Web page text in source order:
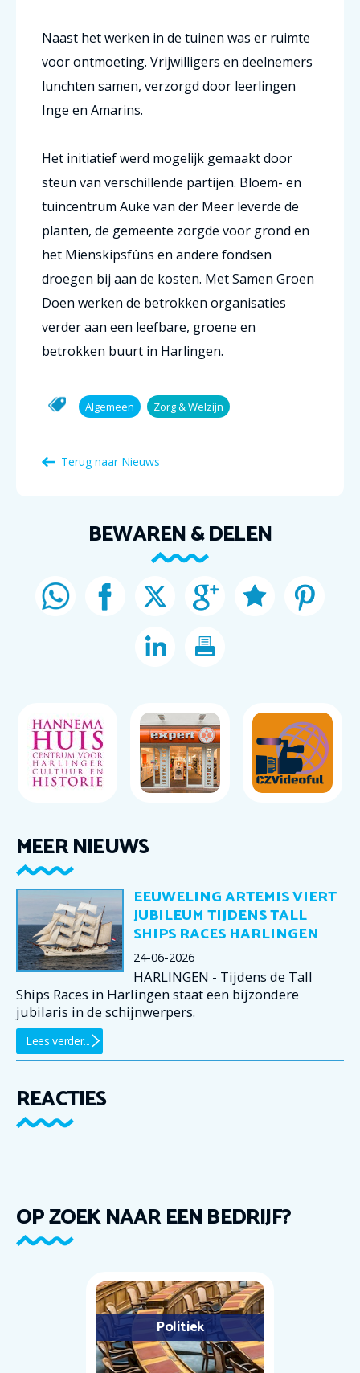
Naast het werken in de tuinen was er ruimte
voor ontmoeting. Vrijwilligers en deelnemers
lunchten samen, verzorgd door leerlingen
Inge en Amarins.
Het initiatief werd mogelijk gemaakt door
steun van verschillende partijen. Bloem- en
tuincentrum Auke van der Meer leverde de
planten, de gemeente zorgde voor grond en
het Mienskipsfûns en andere fondsen
droegen bij aan de kosten. Met Samen Groen
Doen werken de betrokken organisaties
verder aan een leefbare, groene en
betrokken buurt in Harlingen.
Algemeen Zorg & Welzijn
Terug naar Nieuws
BEWAREN & DELEN
MEER NIEUWS
EEUWELING ARTEMIS VIERT
JUBILEUM TIJDENS TALL
SHIPS RACES HARLINGEN
24-06-2026
HARLINGEN - Tijdens de Tall
Ships Races in Harlingen staat een bijzondere
jubilaris in de schijnwerpers.
Lees verder...
REACTIES
OP ZOEK NAAR EEN BEDRIJF?
Politiek